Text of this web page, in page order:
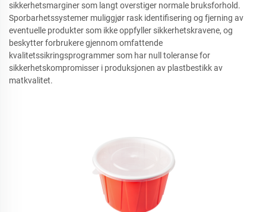
sikkerhetsmarginer som langt overstiger normale bruksforhold.
Sporbarhetssystemer muliggjør rask identifisering og fjerning av
eventuelle produkter som ikke oppfyller sikkerhetskravene, og
beskytter forbrukere gjennom omfattende
kvalitetssikringsprogrammer som har null toleranse for
sikkerhetskompromisser i produksjonen av plastbestikk av
matkvalitet.